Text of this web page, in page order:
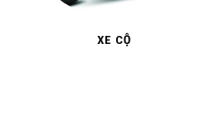
XE CỘ